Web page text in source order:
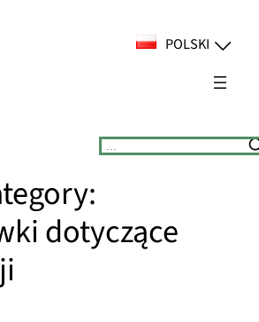
POLSKI
Suchen
dotyczące